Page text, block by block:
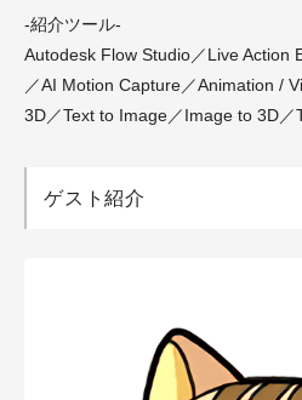
-紹介ツール-
Autodesk Flow Studio／Live Action
／AI Motion Capture／Animation /
3D／Text to Image／Image to 3D／
ゲスト紹介